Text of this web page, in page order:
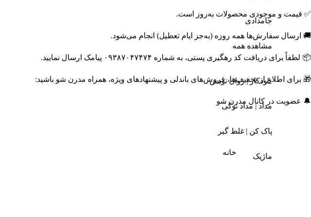
جامدادی
مشاهده همه
خودکار | روان نویس
مداد | مداد نوکی
پاک کن | غلط گیر
ماژیک
✅ قیمت و موجودی محصولات به‌روز است.
🚚 ارسال سفارش‌ها همه روزه (به‌جز ایام تعطیل) انجام می‌شود.
📦 لطفاً برای دریافت کد رهگیری پستی، به شماره ۰۹۳۸۷۰۴۷۴۷۴ پیامک ارسال نمایید.
🎁 برای اطلاع از تخفیف‌ها، فروش‌های باندلی و پیشنهادهای ویژه، همراه مدرن شو باشید:
🔔 عضویت در کانال مدرن شو
خانه